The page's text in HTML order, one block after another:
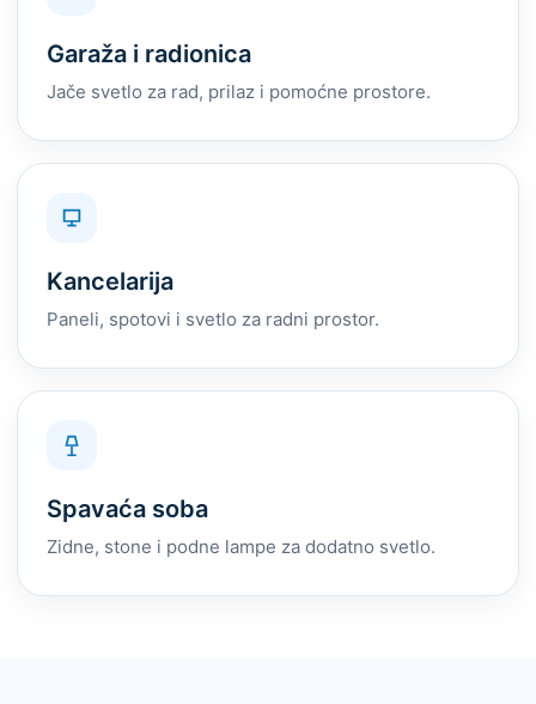
Garaža i radionica
Jače svetlo za rad, prilaz i pomoćne prostore.
Kancelarija
Paneli, spotovi i svetlo za radni prostor.
Spavaća soba
Zidne, stone i podne lampe za dodatno svetlo.